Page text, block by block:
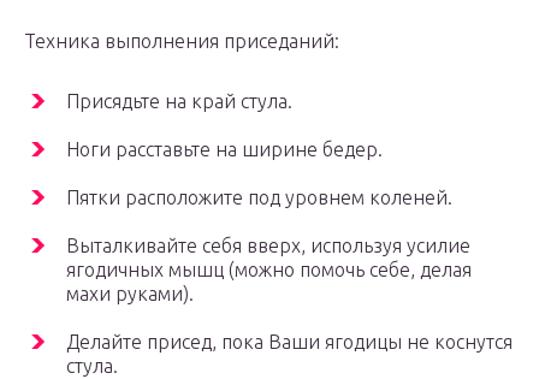
Техника выполнения приседаний:
Присядьте на край стула.
Ноги расставьте на ширине бедер.
Пятки расположите под уровнем коленей.
Выталкивайте себя вверх, используя усилие
ягодичных мышц (можно помочь себе, делая
махи руками).
Делайте присед, пока Ваши ягодицы не коснутся
стула.